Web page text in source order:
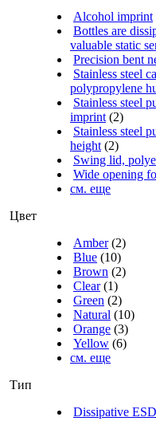
Alcohol imprint
Bottles are
valuable static
Precision bent
Stainless steel
polypropylene
Stainless steel
imprint (2)
Stainless steel
height (2)
Swing lid,
Wide opening
см. еще
Цвет
Amber (2)
Blue (10)
Brown (2)
Clear (1)
Green (2)
Natural (10)
Orange (3)
Yellow (6)
см. еще
Тип
Dissipative ESD